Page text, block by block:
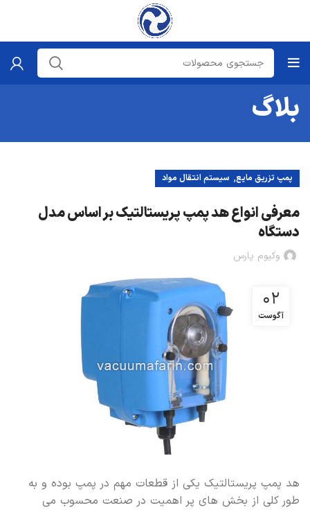
بلاگ
پمپ تزریق مایع, سیستم انتقال مواد
معرفی انواع هد پمپ پریستالتیک بر اساس مدل
دستگاه
وکیوم پارس
02
آگوست
هد پمپ پریستالتیک یکی از قطعات مهم در پمپ بوده و به
طور کلی از بخش های پر اهمیت در صنعت محسوب می